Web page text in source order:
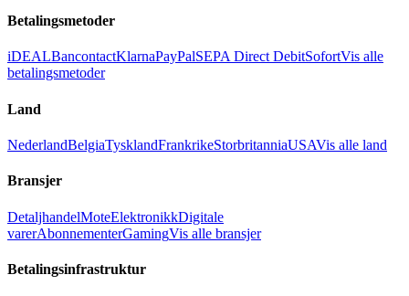
Betalingsmetoder
iDEALBancontactKlarnaPayPalSEPA Direct DebitSofortVis alle
betalingsmetoder
Land
NederlandBelgiaTysklandFrankrikeStorbritanniaUSAVis alle land
Bransjer
DetaljhandelMoteElektronikkDigitale
varerAbonnementerGamingVis alle bransjer
Betalingsinfrastruktur